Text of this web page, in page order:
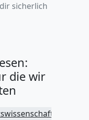
sicherlich
die wir